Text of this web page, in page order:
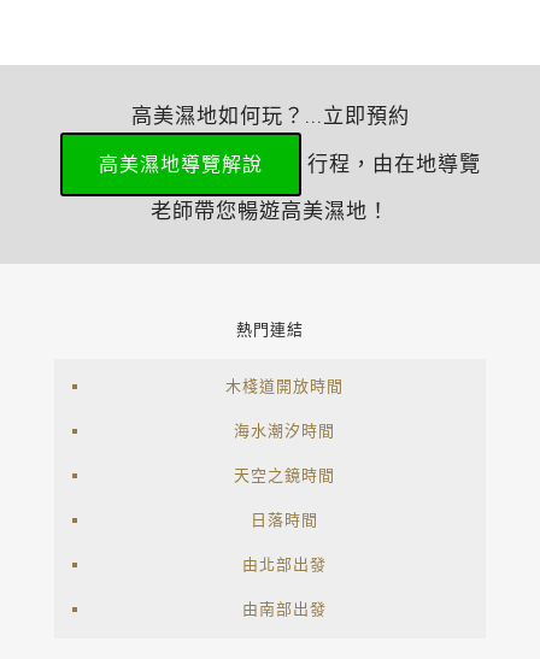
高美濕地如何玩？...立即預約
高美濕地導覽解說
行程，由在地導覽
老師帶您暢遊高美濕地！
熱門連結
木棧道開放時間
海水潮汐時間
天空之鏡時間
日落時間
由北部出發
由南部出發